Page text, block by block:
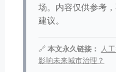
场。内容仅供参考
建议。
🔗 本文永久链接：
人
影响未来城市治理？